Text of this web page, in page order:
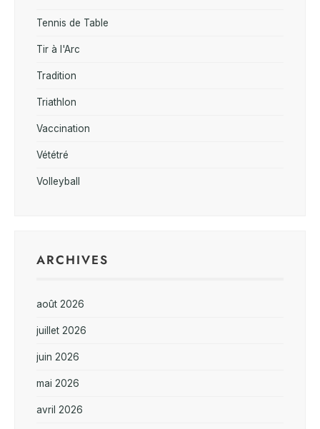
Tennis de Table
Tir à l'Arc
Tradition
Triathlon
Vaccination
Vététré
Volleyball
ARCHIVES
août 2026
juillet 2026
juin 2026
mai 2026
avril 2026